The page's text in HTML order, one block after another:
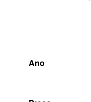
Ano